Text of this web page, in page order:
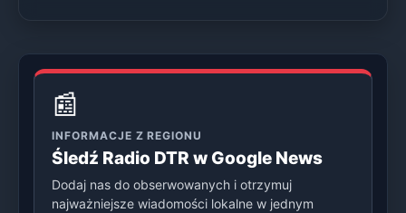
📰
INFORMACJE Z REGIONU
Śledź Radio DTR w Google News
Dodaj nas do obserwowanych i otrzymuj
najważniejsze wiadomości lokalne w jednym